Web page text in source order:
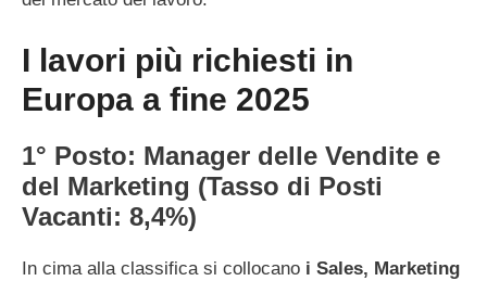
I lavori più richiesti in
Europa a fine 2025
1° Posto: Manager delle Vendite e
del Marketing (Tasso di Posti
Vacanti: 8,4%)
In cima alla classifica si collocano i Sales, Marketing